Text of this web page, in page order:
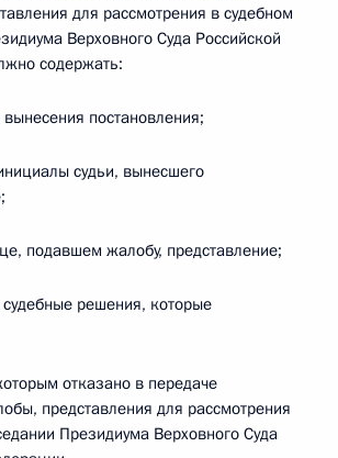
для рассмотрения в судебном
Верховного Суда Российской
содержать:
вынесения постановления;
судьи, вынесшего
подавшем жалобу, представление;
решения, которые
отказано в передаче
представления для рассмотрения
Президиума Верховного Суда